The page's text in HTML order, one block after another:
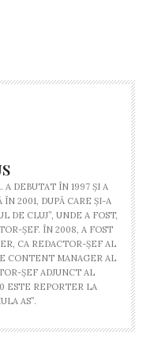
A DEBUTAT ÎN 1997 ŞI A
ÎN 2001, DUPĂ CARE ŞI-A
DE CLUJ”, UNDE A FOST,
ŞEF. ÎN 2008, A FOST
CA REDACTOR-ŞEF AL
CONTENT MANAGER AL
ŞEF ADJUNCT AL
ESTE REPORTER LA
AS”.